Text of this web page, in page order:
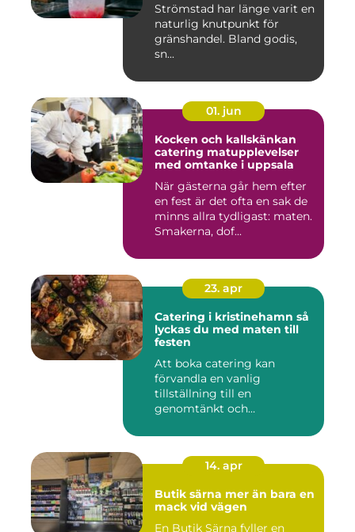
Strömstad har länge varit en
naturlig knutpunkt för
gränshandel. Bland godis,
sn...
01. jun
Kocken och kallskänkan
catering matupplevelser
med omtanke i uppsala
När gästerna går hem efter
en fest är det ofta en sak de
minns allra tydligast: maten.
Smakerna, dof...
23. apr
Catering i kristinehamn så
lyckas du med maten till
festen
Att boka catering kan
förvandla en vanlig
tillställning till en
genomtänkt och
14. apr
Butik särna mer än bara en
mack vid vägen
En Butik Särna fyller en